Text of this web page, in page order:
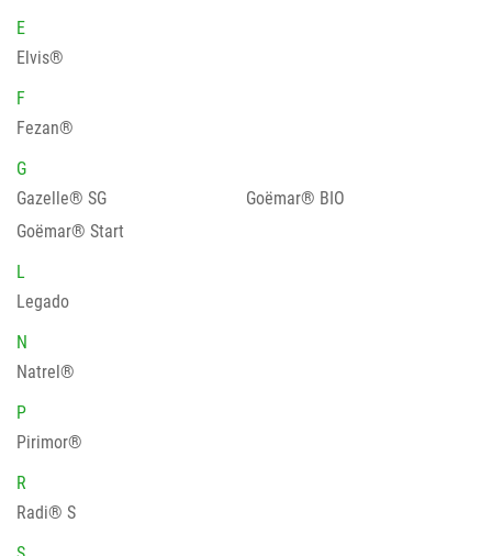
E
Elvis®
F
Fezan®
G
Gazelle® SG
Goëmar® BIO
Goëmar® Start
L
Legado
N
Natrel®
P
Pirimor®
R
Radi® S